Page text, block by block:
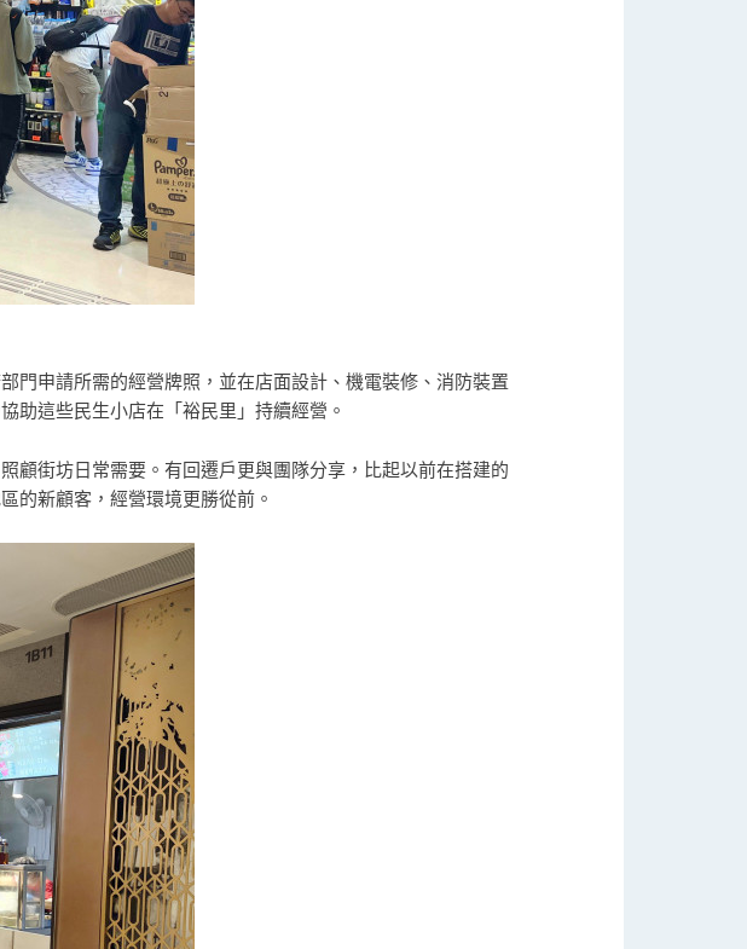
門申請所需的經營牌照，並在店面設計、機電裝修、消防裝置
助這些民生小店在「裕民里」持續經營。
顧街坊日常需要。有回遷戶更與團隊分享，比起以前在搭建的
的新顧客，經營環境更勝從前。